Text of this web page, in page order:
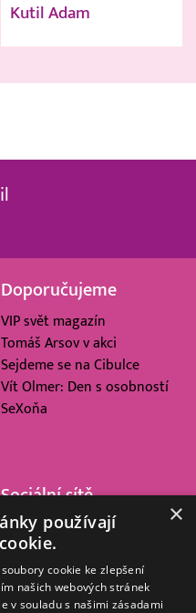
Kutil Adam
Doporučujeme
VIP svět magazín
Tomáš Arsov v akci
Sejdeme se na Cibulce
Vít Olmer: Den s osobností
SeXoňa
Sociální sítě
×
používají
cookie ke zlepšení
našich webových stránek
v souladu s našimi zásadami